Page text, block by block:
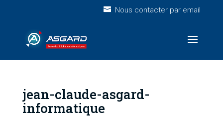
Nous contacter par email
jean-claude-asgard-
informatique